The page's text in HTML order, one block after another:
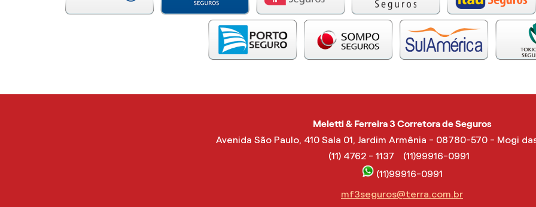
Meletti & Ferreira 3 Corretora de Seguros
Avenida São Paulo, 410 Sala 01, Jardim Armênia - 08780-570 - Mogi
(11) 4762 - 1137
(11)99916-0991
(11)99916-0991
mf3seguros@terra.com.br